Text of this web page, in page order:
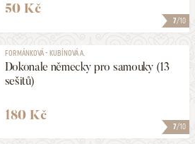
7/10
50 Kč
7/10
FORMÁNKOVÁ - KUBÍNOVÁ A.
Dokonale německy pro samouky (13
sešitů)
180 Kč